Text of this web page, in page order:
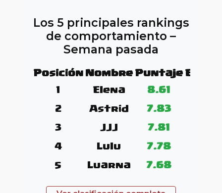
Los 5 principales rankings
de comportamiento –
Semana pasada
Posición Nombre Puntaje
1
Elena 8.61
2 Astrid 7.83
3 JJJ 7.81
4 Lulu 7.78
5 Luarna 7.68